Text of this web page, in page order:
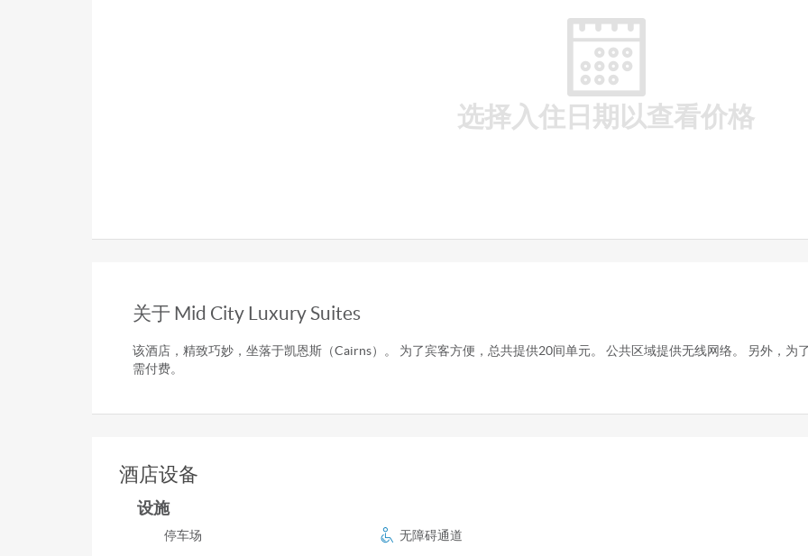
选择入住日期以查看价格
关于 Mid City Luxury Suites
该酒店，精致巧妙，坐落于凯恩斯（Cairns）。 为了宾客方便，总共提供20间单元。 公共区域提供无线网络。 另外，为
需付费。
酒店设备
设施
停车场 无障碍通道